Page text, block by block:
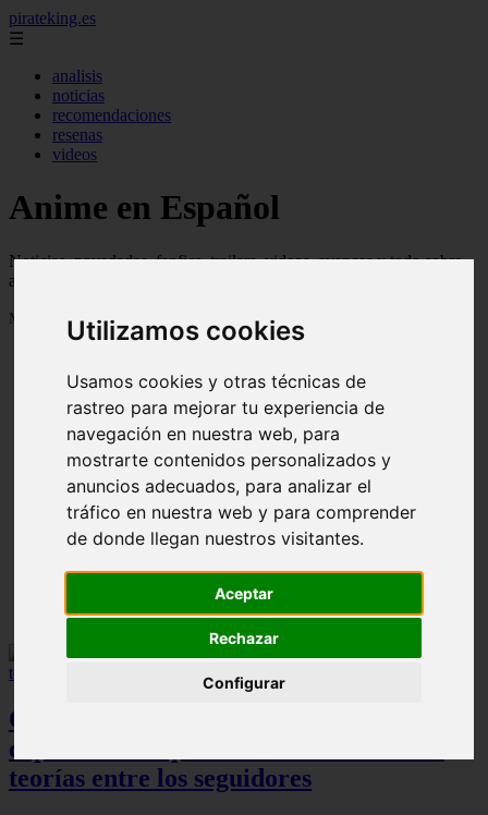
Utilizamos cookies
Usamos cookies y otras técnicas de
rastreo para mejorar tu experiencia de
navegación en nuestra web, para
mostrarte contenidos personalizados y
anuncios adecuados, para analizar el
tráfico en nuestra web y para comprender
de donde llegan nuestros visitantes.
Aceptar
Rechazar
Configurar
pirateking.es
☰
analisis
noticias
recomendaciones
resenas
videos
Anime en Español
Noticias, novedades, fanfics, trailers, videos, avances y todo sobre
anime en español
Mostrando 1 - 24 de 235 artículos
Reseña Hentai - Kuroinu: Kedakaki Seijo wa Hakudaku
ni Somaru - Anime en Español
One Piece: el increíble detalle del
capítulo 1190 que ha desatado todas las
teorías entre los seguidores